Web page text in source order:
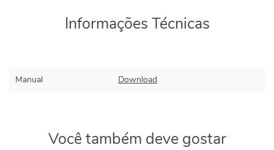
Informações Técnicas
Manual Download
Você também deve gostar